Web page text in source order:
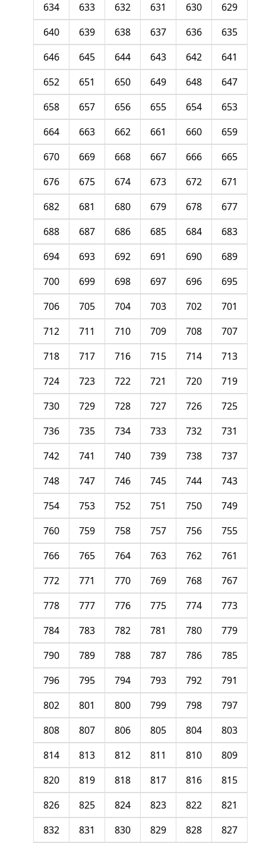
629
630
631
632
633
634
635
636
637
638
639
640
641
642
643
644
645
646
647
648
649
650
651
652
653
654
655
656
657
658
659
660
661
662
663
664
665
666
667
668
669
670
671
672
673
674
675
676
677
678
679
680
681
682
683
684
685
686
687
688
689
690
691
692
693
694
695
696
697
698
699
700
701
702
703
704
705
706
707
708
709
710
711
712
713
714
715
716
717
718
719
720
721
722
723
724
725
726
727
728
729
730
731
732
733
734
735
736
737
738
739
740
741
742
743
744
745
746
747
748
749
750
751
752
753
754
755
756
757
758
759
760
761
762
763
764
765
766
767
768
769
770
771
772
773
774
775
776
777
778
779
780
781
782
783
784
785
786
787
788
789
790
791
792
793
794
795
796
797
798
799
800
801
802
803
804
805
806
807
808
809
810
811
812
813
814
815
816
817
818
819
820
821
822
823
824
825
826
827
828
829
830
831
832